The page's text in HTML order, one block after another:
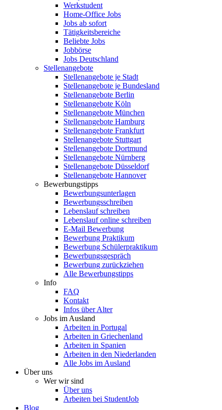
Werkstudent
Home-Office Jobs
Jobs ab sofort
Tätigkeitsbereiche
Beliebte Jobs
Jobbörse
Jobs Deutschland
Stellenangebote
Stellenangebote je Stadt
Stellenangebote je Bundesland
Stellenangebote Berlin
Stellenangebote Köln
Stellenangebote München
Stellenangebote Hamburg
Stellenangebote Frankfurt
Stellenangebote Stuttgart
Stellenangebote Dortmund
Stellenangebote Nürnberg
Stellenangebote Düsseldorf
Stellenangebote Hannover
Bewerbungstipps
Bewerbungsunterlagen
Bewerbungsschreiben
Lebenslauf schreiben
Lebenslauf online schreiben
E-Mail Bewerbung
Bewerbung Praktikum
Bewerbung Schülerpraktikum
Bewerbungsgespräch
Bewerbung zurückziehen
Alle Bewerbungstipps
Info
FAQ
Kontakt
Infos über Alter
Jobs im Ausland
Arbeiten in Portugal
Arbeiten in Griechenland
Arbeiten in Spanien
Arbeiten in den Niederlanden
Alle Jobs im Ausland
Über uns
Wer wir sind
Über uns
Arbeiten bei StudentJob
Blog